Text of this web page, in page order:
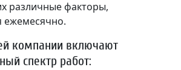
различные факторы,
компании включают
спектр работ: